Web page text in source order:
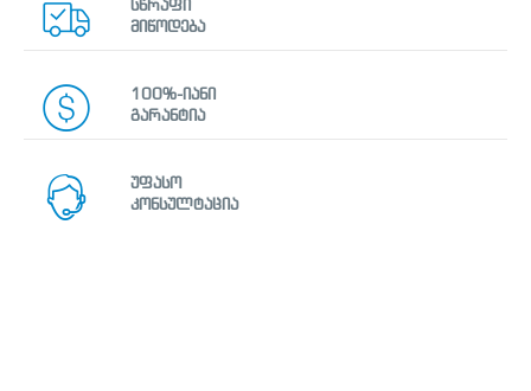
სწრაფი
მიწოდება
100%-იანი
გარანტია
უფასო
კონსულტაცია